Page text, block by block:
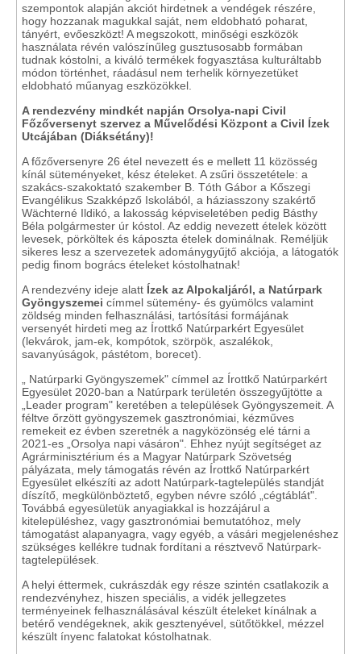
szempontok alapján akciót hirdetnek a vendégek részére,
hogy hozzanak magukkal saját, nem eldobható poharat,
tányért, evőeszközt! A megszokott, minőségi eszközök
használata révén valószínűleg gusztusosabb formában
tudnak kóstolni, a kiváló termékek fogyasztása kulturáltabb
módon történhet, ráadásul nem terhelik környezetüket
eldobható műanyag eszközökkel.
A rendezvény mindkét napján Orsolya-napi Civil
Főzőversenyt szervez a Művelődési Központ a Civil Ízek
Utcájában (Diáksétány)!
A főzőversenyre 26 étel nevezett és e mellett 11 közösség
kínál süteményeket, kész ételeket. A zsűri összetétele: a
szakács-szakoktató szakember B. Tóth Gábor a Kőszegi
Evangélikus Szakképző Iskolából, a háziasszony szakértő
Wächterné Ildikó, a lakosság képviseletében pedig Básthy
Béla polgármester úr kóstol. Az eddig nevezett ételek között
levesek, pörköltek és káposzta ételek dominálnak. Reméljük
sikeres lesz a szervezetek adománygyűjtő akciója, a látogatók
pedig finom bogrács ételeket kóstolhatnak!
A rendezvény ideje alatt Ízek az Alpokaljáról, a Natúrpark
Gyöngyszemei címmel sütemény- és gyümölcs valamint
zöldség minden felhasználási, tartósítási formájának
versenyét hirdeti meg az Írottkő Natúrparkért Egyesület
(lekvárok, jam-ek, kompótok, szörpök, aszalékok,
savanyúságok, pástétom, borecet).
„ Natúrparki Gyöngyszemek" címmel az Írottkő Natúrparkért
Egyesület 2020-ban a Natúrpark területén összegyűjtötte a
„Leader program" keretében a települések Gyöngyszemeit. A
féltve őrzött gyöngyszemek gasztronómiai, kézműves
remekeit ez évben szeretnék a nagyközönség elé tárni a
2021-es „Orsolya napi vásáron". Ehhez nyújt segítséget az
Agrárminisztérium és a Magyar Natúrpark Szövetség
pályázata, mely támogatás révén az Írottkő Natúrparkért
Egyesület elkészíti az adott Natúrpark-tagtelepülés standját
díszítő, megkülönböztető, egyben névre szóló „cégtáblát".
Továbbá egyesületük anyagiakkal is hozzájárul a
kitelepüléshez, vagy gasztronómiai bemutatóhoz, mely
támogatást alapanyagra, vagy egyéb, a vásári megjelenéshez
szükséges kellékre tudnak fordítani a résztvevő Natúrpark-
tagtelepülések.
A helyi éttermek, cukrászdák egy része szintén csatlakozik a
rendezvényhez, hiszen speciális, a vidék jellegzetes
terményeinek felhasználásával készült ételeket kínálnak a
betérő vendégeknek, akik gesztenyével, sütőtökkel, mézzel
készült ínyenc falatokat kóstolhatnak.